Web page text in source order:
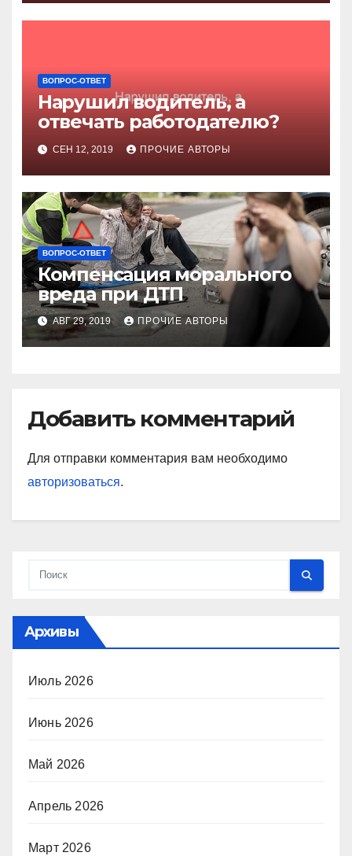
ВОПРОС-ОТВЕТ
Нарушил водитель, а
отвечать работодателю?
СЕН 12, 2019 ПРОЧИЕ АВТОРЫ
ВОПРОС-ОТВЕТ
Компенсация морального
вреда при ДТП
АВГ 29, 2019 ПРОЧИЕ АВТОРЫ
Добавить комментарий
Для отправки комментария вам необходимо
авторизоваться.
Архивы
Июль 2026
Июнь 2026
Май 2026
Апрель 2026
Март 2026